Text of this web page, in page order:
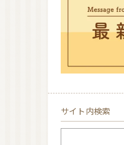
サイト内検索